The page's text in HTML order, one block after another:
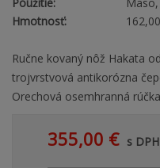
Použitie:
Hmotnosť:
Ručne kovaný nôž Hakata
trojvrstvová antikorózna
Orechová osemhranná
355,00 € s DPH